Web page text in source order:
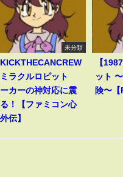
未分類
KICKTHECANCREW
ミラクルロピット
ーカーの神対応に震
！【ファミコン心
伝】
【
ット
険〜【